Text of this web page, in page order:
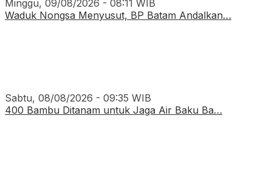
Minggu, 09/08/2026 - 08:11 WIB
Waduk Nongsa Menyusut, BP Batam Andalkan…
Sabtu, 08/08/2026 - 09:35 WIB
400 Bambu Ditanam untuk Jaga Air Baku Ba…